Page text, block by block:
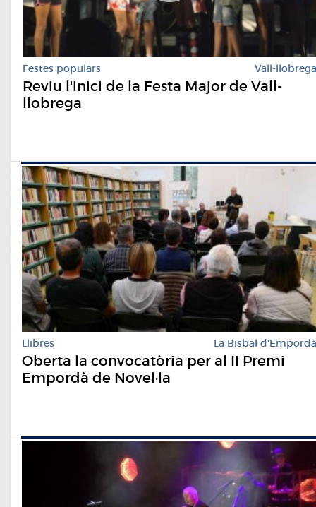
Festes populars Vall-llobrega
Reviu l'inici de la Festa Major de Vall-
llobrega
Llibres La Bisbal d'Empordà
Oberta la convocatòria per al II Premi
Empordà de Novel·la